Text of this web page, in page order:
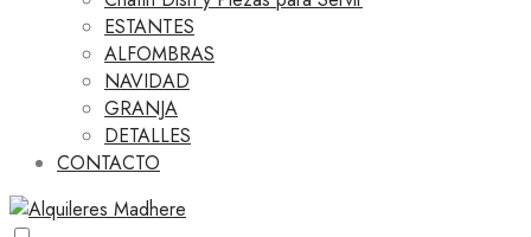
ESTANTES
ALFOMBRAS
NAVIDAD
GRANJA
DETALLES
CONTACTO